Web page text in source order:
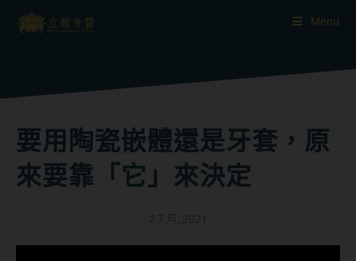
Menu
要用陶瓷嵌體還是牙套，原
來要靠「它」來決定